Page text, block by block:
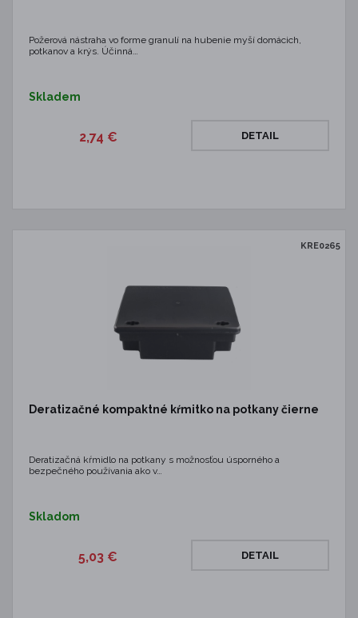
Požerová nástraha vo forme granulí na hubenie myší domácich,
potkanov a krýs. Účinná…
Skladem
2,74 € DETAIL
KRE0265
Deratizačné kompaktné kŕmitko na potkany čierne
Deratizačná kŕmidlo na potkany s možnosťou úsporného a
bezpečného používania ako v…
Skladom
5,03 € DETAIL